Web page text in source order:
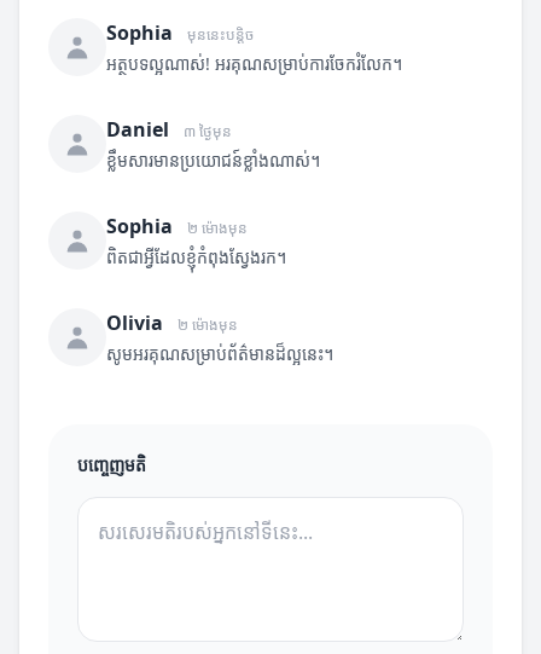
Sophia មុននេះបន្តិច
អត្ថបទល្អណាស់! អរគុណសម្រាប់ការចែករំលែក។
Daniel ៣ ថ្ងៃមុន
ខ្លឹមសារមានប្រយោជន៍ខ្លាំងណាស់។
Sophia ២ ម៉ោងមុន
ពិតជាអ្វីដែលខ្ញុំកំពុងស្វែងរក។
Olivia ២ ម៉ោងមុន
សូមអរគុណសម្រាប់ព័ត៌មានដ៏ល្អនេះ។
បញ្ចេញមតិ